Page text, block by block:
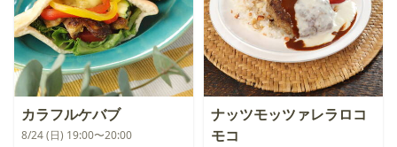
カラフルケバブ
8/24 (日) 19:00〜20:00
ナッツモッツァレラロコ
モコ